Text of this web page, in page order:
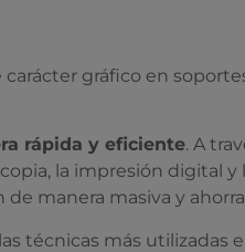
gráfico en
rápida y eficiente. A
la impresión digital y
manera masiva y
técnicas más utilizadas